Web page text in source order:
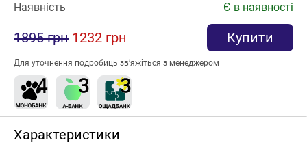
Наявність
Є в наявності
1895 грн 1232 грн Купити
Для уточнення подробиць зв’яжіться з менеджером
Характеристики